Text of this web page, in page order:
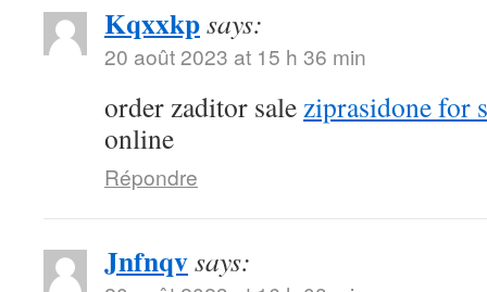
Kqxxkpsays:
20 août 2023 at 15 h 36 min
order zaditor sale ziprasidone for
online
Répondre
Jnfnqvsays: